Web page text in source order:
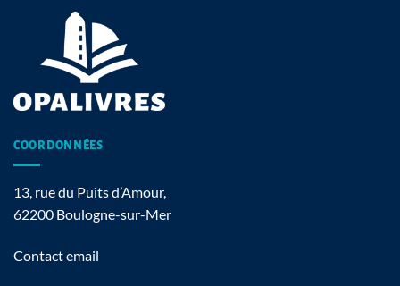
COORDONNÉES
13, rue du Puits d’Amour,
62200 Boulogne-sur-Mer
Contact email